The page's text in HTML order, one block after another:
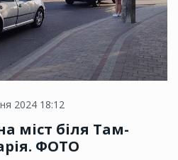
2024 18:12
міст біля Там-
ФОТО